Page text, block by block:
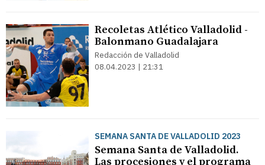
Recoletas Atlético Valladolid -
Balonmano Guadalajara
Redacción de Valladolid
08.04.2023 | 21:31
SEMANA SANTA DE VALLADOLID 2023
Semana Santa de Valladolid.
Las procesiones y el programa